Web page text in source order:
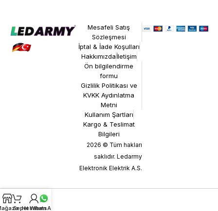
Mesafeli Satış
Sözleşmesi
İptal & İade Koşulları
Hakkımızdaİletişim
Ön bilgilendirme
formu
Gizlilik Politikası ve
KVKK Aydınlatma
Metni
Kullanım Şartları
Kargo & Teslimat
Bilgileri
2026 © Tüm hakları
saklıdır. Ledarmy
Elektronik Elektrik A.S.
SepetHesabım
WhatsApp